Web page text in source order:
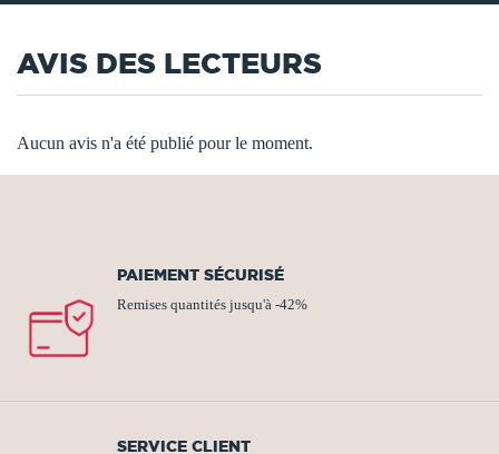
AVIS DES LECTEURS
Aucun avis n'a été publié pour le moment.
PAIEMENT SÉCURISÉ
Remises quantités jusqu'à -42%
SERVICE CLIENT